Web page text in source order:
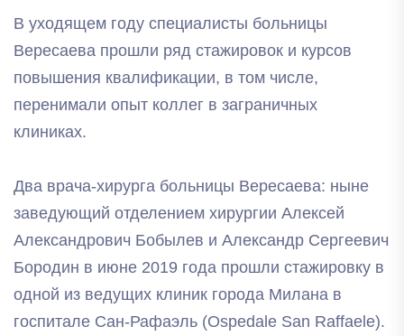
В уходящем году специалисты больницы
Вересаева прошли ряд стажировок и курсов
повышения квалификации, в том числе,
перенимали опыт коллег в заграничных
клиниках.
Два врача-хирурга больницы Вересаева: ныне
заведующий отделением хирургии Алексей
Александрович Бобылев и Александр Сергеевич
Бородин в июне 2019 года прошли стажировку в
одной из ведущих клиник города Милана в
госпитале Сан-Рафаэль (Ospedale San Raffaele).